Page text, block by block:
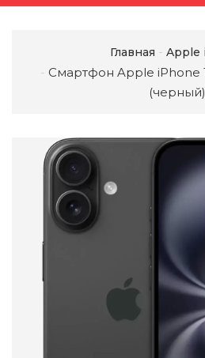
Главная Apple
Смартфон Apple iPhone
(черный)